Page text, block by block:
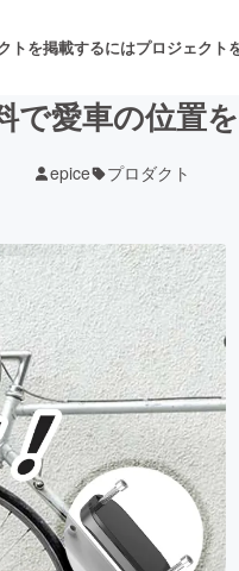
トを掲載するにはプロジェクト
舞台
発 フード
アニメ
ビュ
愛車の位置
epice プロダクト